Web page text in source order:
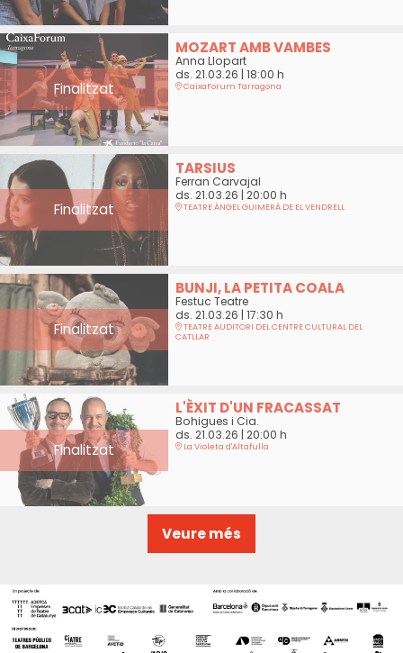
Finalitzat
MOZART AMB VAMBES
Anna Llopart
ds. 21.03.26 | 18:00 h
CaixaForum Tarragona
Finalitzat
TARSIUS
Ferran Carvajal
ds. 21.03.26 | 20:00 h
TEATRE ÀNGEL GUIMERÀ DE EL VENDRELL
Finalitzat
BUNJI, LA PETITA COALA
Festuc Teatre
ds. 21.03.26 | 17:30 h
TEATRE AUDITORI DEL CENTRE CULTURAL DEL
CATLLAR
Finalitzat
L'ÈXIT D'UN FRACASSAT
Bohigues i Cia.
ds. 21.03.26 20:00 h
La Violeta d'Altafulla
Veure més